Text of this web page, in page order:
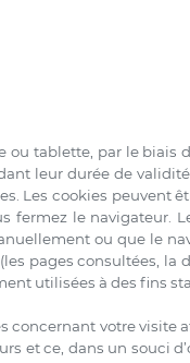
tablette, par le
leur durée de
Les cookies peuvent
le navigateur.
ou que le
pages consultées, la
utilisées à des fins
votre visite
et ce, dans un souci